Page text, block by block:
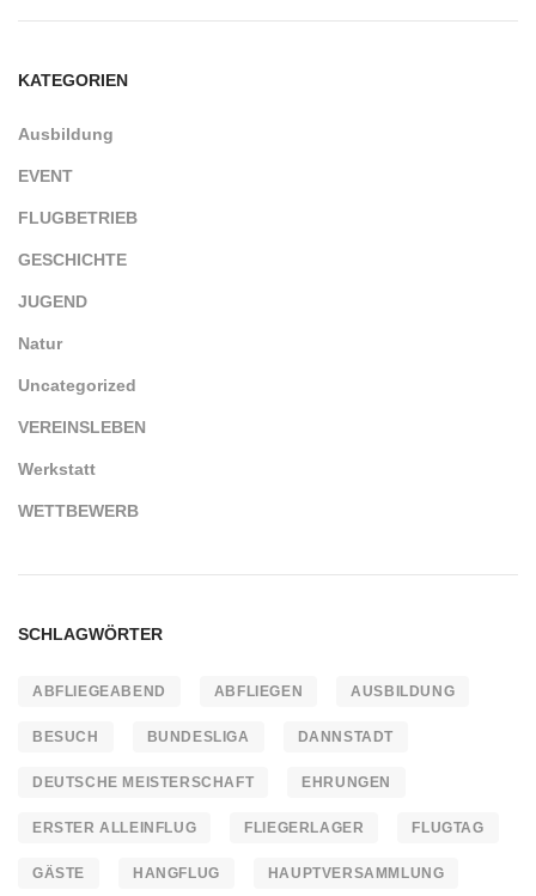
KATEGORIEN
Ausbildung
EVENT
FLUGBETRIEB
GESCHICHTE
JUGEND
Natur
Uncategorized
VEREINSLEBEN
Werkstatt
WETTBEWERB
SCHLAGWÖRTER
ABFLIEGEABEND ABFLIEGEN AUSBILDUNG
BESUCH BUNDESLIGA DANNSTADT
DEUTSCHE MEISTERSCHAFT EHRUNGEN
ERSTER ALLEINFLUG FLIEGERLAGER FLUGTAG
GÄSTE HANGFLUG HAUPTVERSAMMLUNG